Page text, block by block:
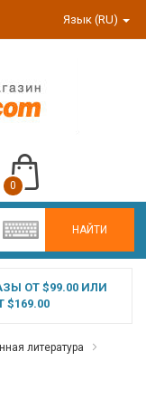
Язык (RU)
НАЙТИ
0
ОТ $99.00 ИЛИ
литература